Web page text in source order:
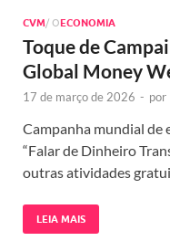
CVM/ OECONOMIA
Toque de
Global Money
17 de março de 2026 - por
Campanha mundial de
“Falar de Dinheiro
outras atividades
LEIA MAIS